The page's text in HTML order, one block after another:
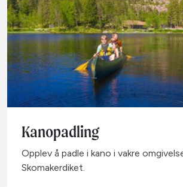
Kanopadling
Opplev å padle i kano i vakre
Skomakerdiket.